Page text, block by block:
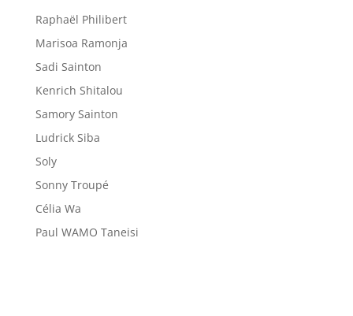
Raphaël Philibert
Marisoa Ramonja
Sadi Sainton
Kenrich Shitalou
Samory Sainton
Ludrick Siba
Soly
Sonny Troupé
Célia Wa
Paul WAMO Taneisi